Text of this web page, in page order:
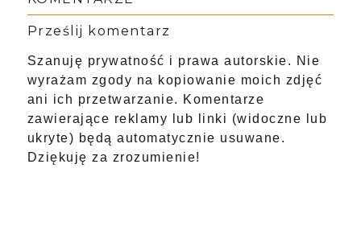
Prześlij komentarz
Szanuję prywatność i prawa autorskie. Nie
wyrażam zgody na kopiowanie moich zdjęć
ani ich przetwarzanie. Komentarze
zawierające reklamy lub linki (widoczne lub
ukryte) będą automatycznie usuwane.
Dziękuję za zrozumienie!